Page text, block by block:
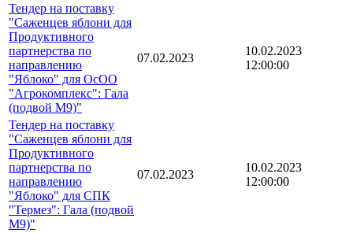
Тендер на поставку
"Саженцев яблони для
Продуктивного
партнерства по
направлению
"Яблоко" для ОсОО
"Агрокомплекс": Гала
(подвой М9)"
07.02.2023
10.02.2023
12:00:00
Тендер на поставку
"Саженцев яблони для
Продуктивного
партнерства по
направлению
"Яблоко" для СПК
"Термез": Гала (подвой
М9)"
07.02.2023
10.02.2023
12:00:00